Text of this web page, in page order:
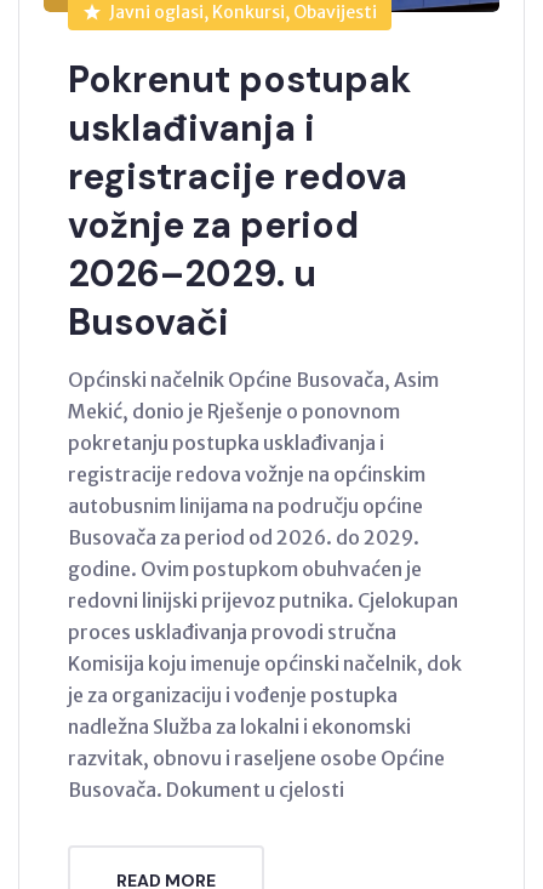
Javni oglasi, Konkursi, Obavijesti
Pokrenut postupak
usklađivanja i
registracije redova
vožnje za period
2026–2029. u
Busovači
Općinski načelnik Općine Busovača, Asim
Mekić, donio je Rješenje o ponovnom
pokretanju postupka usklađivanja i
registracije redova vožnje na općinskim
autobusnim linijama na području općine
Busovača za period od 2026. do 2029.
godine. Ovim postupkom obuhvaćen je
redovni linijski prijevoz putnika. Cjelokupan
proces usklađivanja provodi stručna
Komisija koju imenuje općinski načelnik, dok
je za organizaciju i vođenje postupka
nadležna Služba za lokalni i ekonomski
razvitak, obnovu i raseljene osobe Općine
Busovača. Dokument u cjelosti
READ MORE